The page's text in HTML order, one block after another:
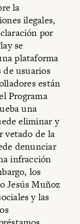
la
ilegales,
por
se
plataforma
de usuarios
están
Programa
una
eliminar y
vetado de la
denunciar
infracción
los
Jesús Muñoz
y las